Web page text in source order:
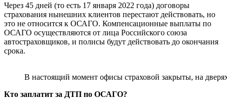
Через 45 дней (то есть 17 января 2022 года) договоры
страхования нынешних клиентов перестают действовать, но
это не относится к ОСАГО. Компенсационные выплаты по
ОСАГО осуществляются от лица Российского союза
автостраховщиков, и полисы будут действовать до окончания
срока.
В настоящий момент офисы страховой закрыты, на
Кто заплатит за ДТП по ОСАГО?